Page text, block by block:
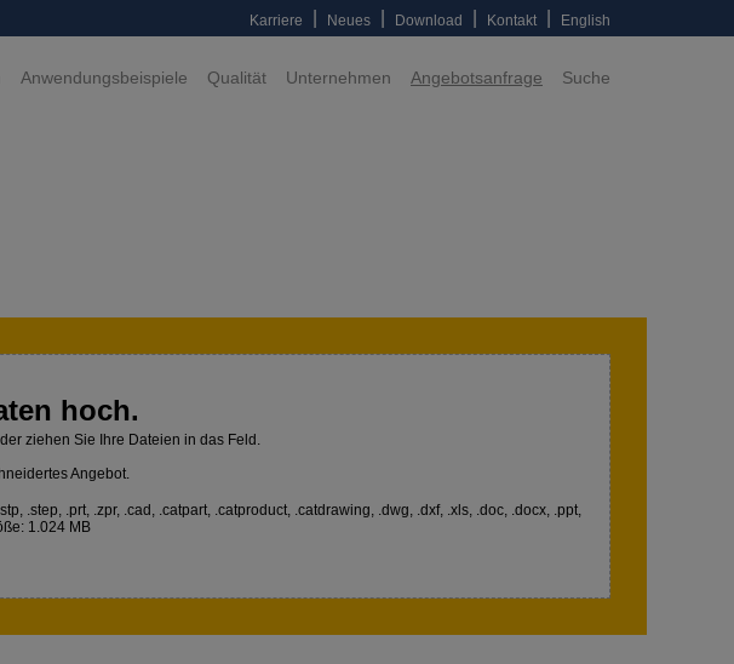
Karriere Neues Download Kontakt English
Anwendungsbeispiele Qualität Unternehmen Angebotsanfrage Suche
hoch.
ziehen Sie Ihre Dateien in das Feld.
Angebot.
.step, .prt, .zpr, .cad, .catpart, .catproduct, .catdrawing, .dwg, .dxf, .xls, .doc, .docx, .ppt,
1.024 MB